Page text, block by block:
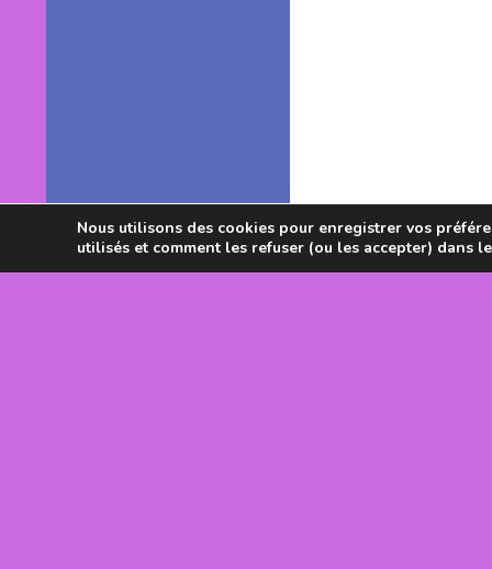
Nous utilisons des cookies pour enregistrer vos
utilisés et comment les refuser (ou les accepter) dans